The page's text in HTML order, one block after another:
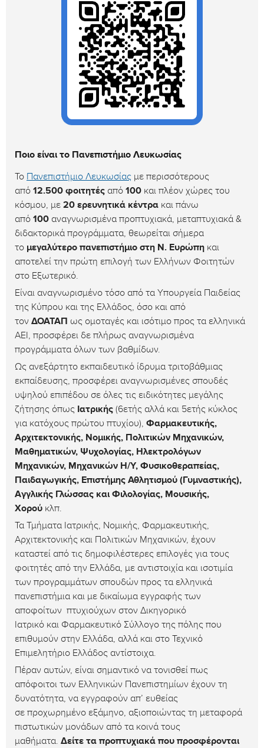
Ποιο είναι το Πανεπιστήμιο Λευκωσίας
Το Πανεπιστήμιο Λευκωσίας με περισσότερους
από 12.500 φοιτητές από 100 και πλέον χώρες του
κόσμου, με 20 ερευνητικά κέντρα και πάνω
από 100 αναγνωρισμένα προπτυχιακά, μεταπτυχιακά &
διδακτορικά προγράμματα, θεωρείται σήμερα
το μεγαλύτερο πανεπιστήμιο στη Ν. Ευρώπη και
αποτελεί την πρώτη επιλογή των Ελλήνων Φοιτητών
στο Εξωτερικό.
Είναι αναγνωρισμένο τόσο από τα Υπουργεία Παιδείας
της Κύπρου και της Ελλάδος, όσο και από
τον ΔΟΑΤΑΠ ως ομοταγές και ισότιμο προς τα ελληνικά
ΑΕΙ, προσφέρει δε πλήρως αναγνωρισμένα
προγράμματα όλων των βαθμίδων.
Ως ανεξάρτητο εκπαιδευτικό ίδρυμα τριτοβάθμιας
εκπαίδευσης, προσφέρει αναγνωρισμένες σπουδές
υψηλού επιπέδου σε όλες τις ειδικότητες μεγάλης
ζήτησης όπως Ιατρικής (6ετής αλλά και 5ετής κύκλος
για κατόχους πρώτου πτυχίου), Φαρμακευτικής,
Αρχιτεκτονικής, Νομικής, Πολιτικών Μηχανικών,
Μαθηματικών, Ψυχολογίας, Ηλεκτρολόγων
Μηχανικών, Μηχανικών Η/Υ, Φυσικοθεραπείας,
Παιδαγωγικής, Επιστήμης Αθλητισμού (Γυμναστικής),
Αγγλικής Γλώσσας και Φιλολογίας, Μουσικής,
Χορού κλπ.
Τα Τμήματα Ιατρικής, Νομικής, Φαρμακευτικής,
Αρχιτεκτονικής και Πολιτικών Μηχανικών, έχουν
καταστεί από τις δημοφιλέστερες επιλογές για τους
φοιτητές από την Ελλάδα, με αντιστοιχία και ισοτιμία
των προγραμμάτων σπουδών προς τα ελληνικά
πανεπιστήμια και με δικαίωμα εγγραφής των
αποφοίτων πτυχιούχων στον Δικηγορικό
Ιατρικό και Φαρμακευτικό Σύλλογο της πόλης που
επιθυμούν στην Ελλάδα, αλλά και στο Τεχνικό
Επιμελητήριο Ελλάδος αντίστοιχα.
Πέραν αυτών, είναι σημαντικό να τονισθεί πως
απόφοιτοι των Ελληνικών Πανεπιστημίων έχουν τη
δυνατότητα, να εγγραφούν απ’ ευθείας
σε προχωρημένο εξάμηνο, αξιοποιώντας τη μεταφορά
πιστωτικών μονάδων από τα κοινά τους
μαθήματα. Δείτε τα προπτυχιακά που προσφέρονται